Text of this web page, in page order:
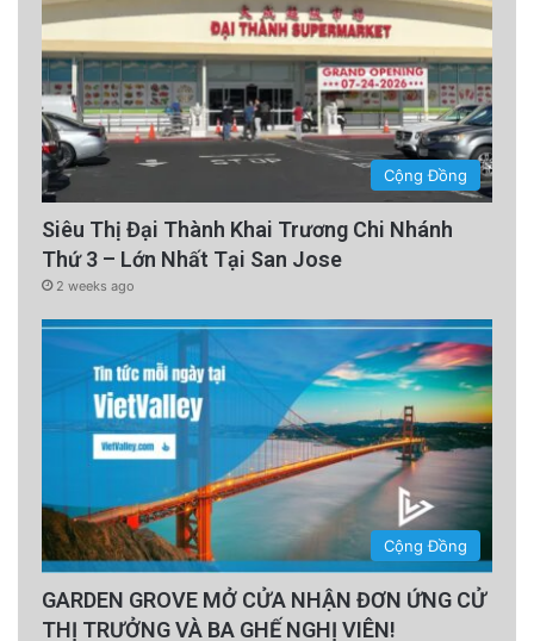
Cộng Đồng
Siêu Thị Đại Thành Khai Trương Chi Nhánh
Thứ 3 – Lớn Nhất Tại San Jose
2 weeks ago
Cộng Đồng
GARDEN GROVE MỞ CỬA NHẬN ĐƠN ỨNG CỬ
THỊ TRƯỞNG VÀ BA GHẾ NGHỊ VIÊN!